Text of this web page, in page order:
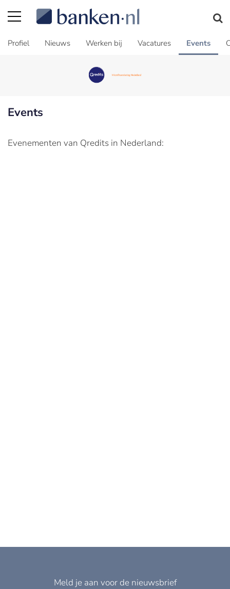
Profiel Nieuws Werken bij Vacatures Events
Events
Evenementen van Qredits in Nederland:
Meld je aan voor de nieuwsbrief